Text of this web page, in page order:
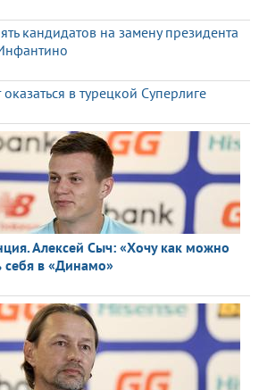
кандидатов на замену президента
в турецкой Суперлиге
Алексей Сыч: «Хочу как можно
себя в «Динамо»